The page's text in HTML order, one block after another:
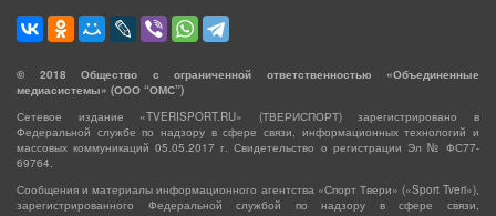
© 2018 Общество с ограниченной ответственностью «Объединенные
медиасистемы» (ООО “ОМС”)
Сетевое издание «TVERISPORT.RU» (ТВЕРИСПОРТ) зарегистрировано в
Федеральной службе по надзору в сфере связи, информационных технологий и
массовых коммуникаций 05.05.2017 г. Свидетельство о регистрации Эл № ФС77-
69764.
Сообщения и материалы информационного агентства «Спорт Твери» («Sport Tveri»),
зарегистрированного Федеральной службой по надзору в сфере связи,